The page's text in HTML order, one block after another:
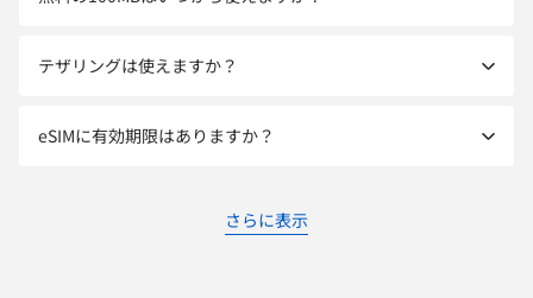
テザリングは使えますか？
eSIMに有効期限はありますか？
さらに表示